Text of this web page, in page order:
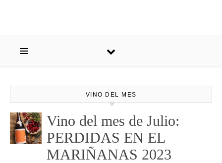
VINO DEL MES
Vino del mes de Julio:
PERDIDAS EN EL
MARIÑANAS 2023